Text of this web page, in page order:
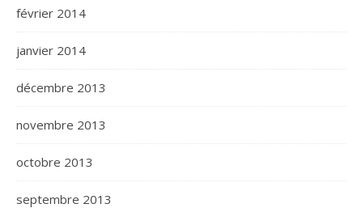
février 2014
janvier 2014
décembre 2013
novembre 2013
octobre 2013
septembre 2013